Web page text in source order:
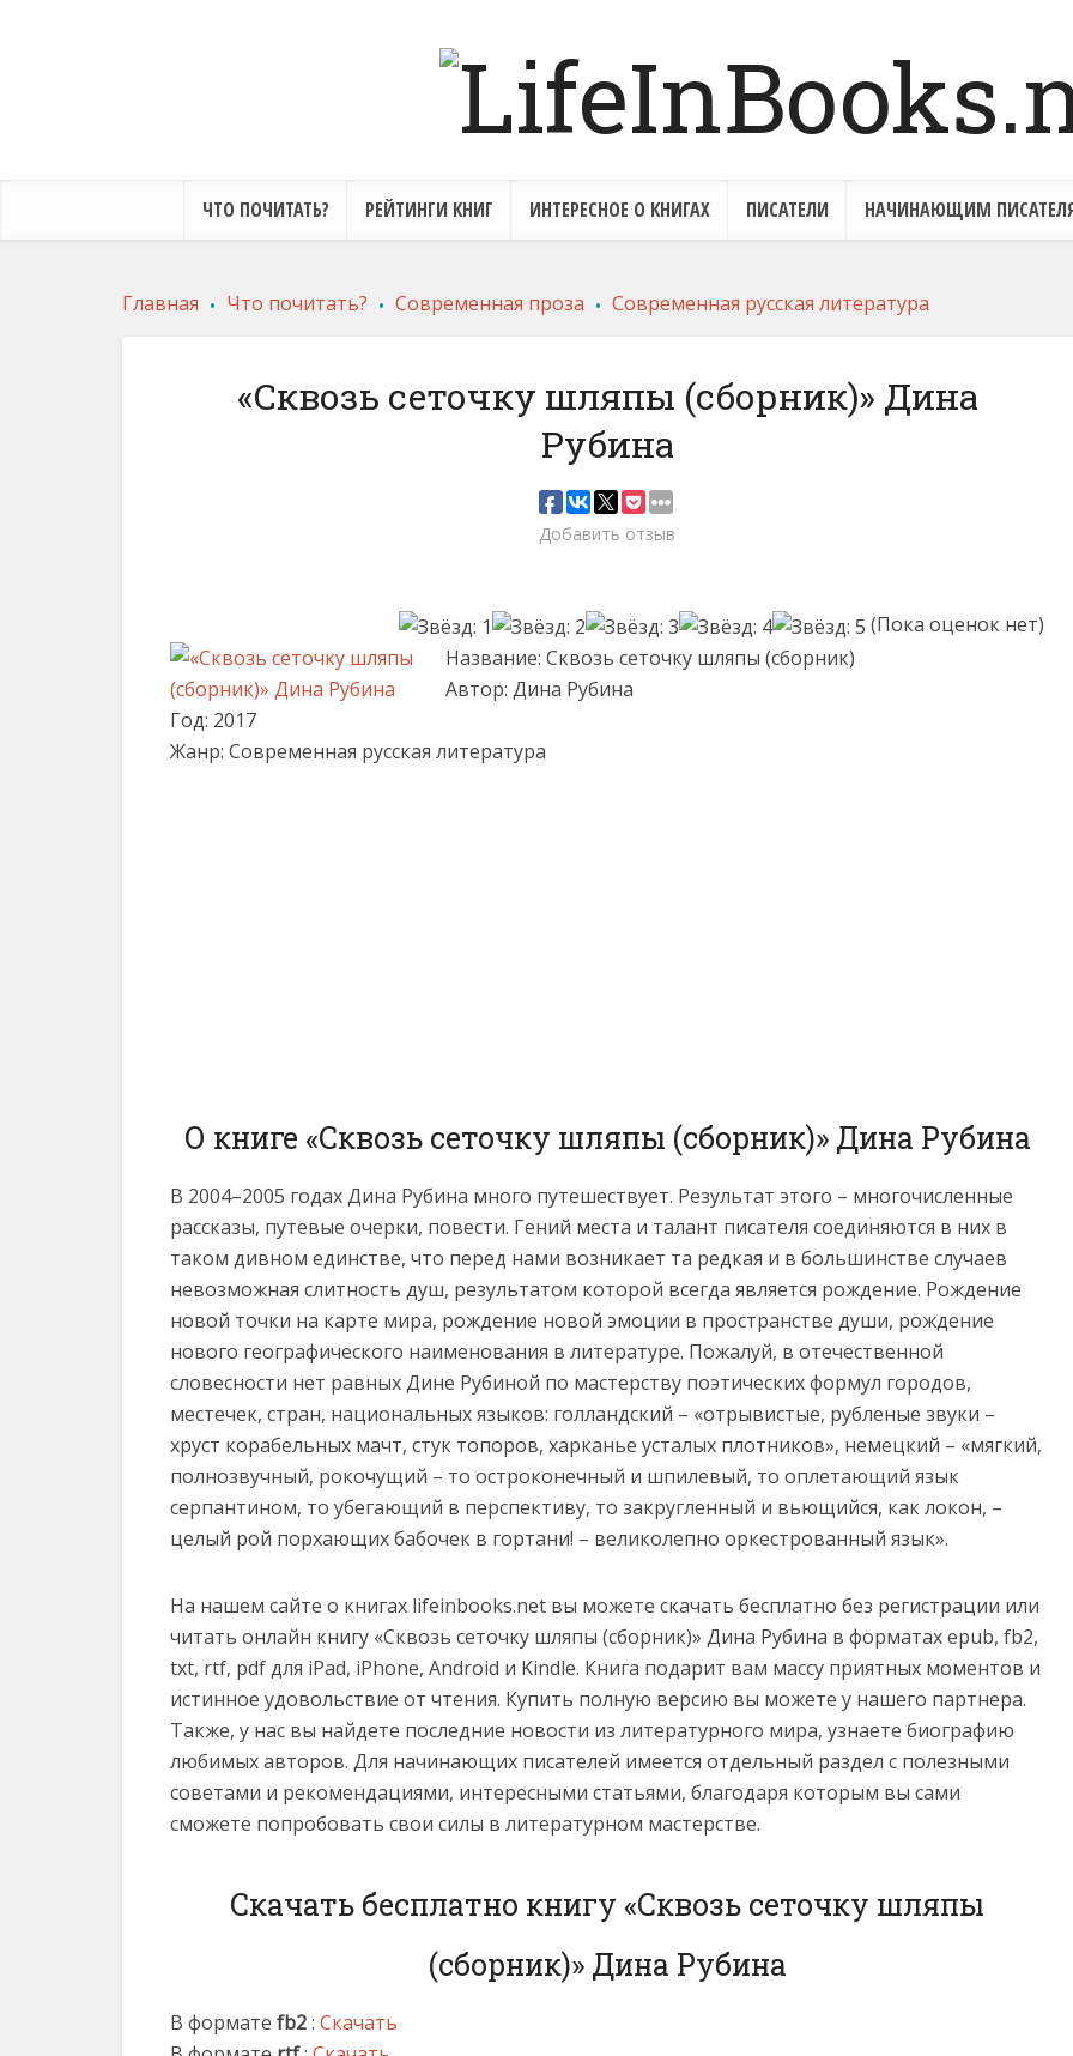
ЧТО ПОЧИТАТЬ? РЕЙТИНГИ КНИГ ИНТЕРЕСНОЕ О КНИГАХ ПИСАТЕЛИ НАЧИНАЮЩИМ
Главная . Что почитать? . Современная проза . Современная русская литература
«Сквозь сеточку шляпы (сборник)» Дина
Рубина
Добавить отзыв
(Пока оценок нет)
Название: Сквозь сеточку шляпы (сборник)
Автор: Дина Рубина
Год: 2017
Жанр: Современная русская литература
О книге «Сквозь сеточку шляпы (сборник)» Дина Рубина
В 2004–2005 годах Дина Рубина много путешествует. Результат этого – многочисленные
рассказы, путевые очерки, повести. Гений места и талант писателя соединяются в них в
таком дивном единстве, что перед нами возникает та редкая и в большинстве случаев
невозможная слитность душ, результатом которой всегда является рождение. Рождение
новой точки на карте мира, рождение новой эмоции в пространстве души, рождение
нового географического наименования в литературе. Пожалуй, в отечественной
словесности нет равных Дине Рубиной по мастерству поэтических формул городов,
местечек, стран, национальных языков: голландский – «отрывистые, рубленые звуки –
хруст корабельных мачт, стук топоров, харканье усталых плотников», немецкий – «мягкий,
полнозвучный, рокочущий – то остроконечный и шпилевый, то оплетающий язык
серпантином, то убегающий в перспективу, то закругленный и вьющийся, как локон, –
целый рой порхающих бабочек в гортани! – великолепно оркестрованный язык».
На нашем сайте о книгах lifeinbooks.net вы можете скачать бесплатно без регистрации или
читать онлайн книгу «Сквозь сеточку шляпы (сборник)» Дина Рубина в форматах epub, fb2,
txt, rtf, pdf для iPad, iPhone, Android и Kindle. Книга подарит вам массу приятных моментов и
истинное удовольствие от чтения. Купить полную версию вы можете у нашего партнера.
Также, у нас вы найдете последние новости из литературного мира, узнаете биографию
любимых авторов. Для начинающих писателей имеется отдельный раздел с полезными
советами и рекомендациями, интересными статьями, благодаря которым вы сами
сможете попробовать свои силы в литературном мастерстве.
Скачать бесплатно книгу «Сквозь сеточку шляпы
(сборник)» Дина Рубина
В формате fb2: Скачать